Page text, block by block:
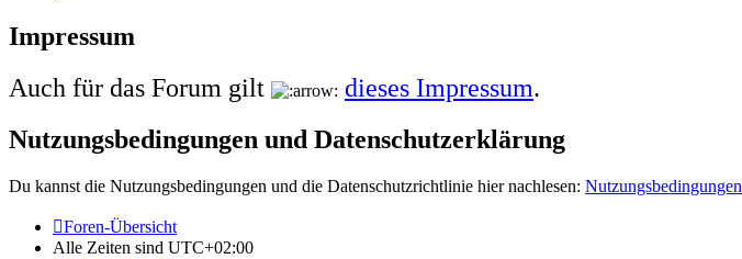
Impressum
Auch für das Forum gilt
dieses Impressum.
Nutzungsbedingungen und Datenschutzerklärung
Du kannst die Nutzungsbedingungen und die Datenschutzrichtlinie hier nachlesen: Nutzungsbedingungen
Foren-Übersicht
Alle Zeiten sind UTC+02:00